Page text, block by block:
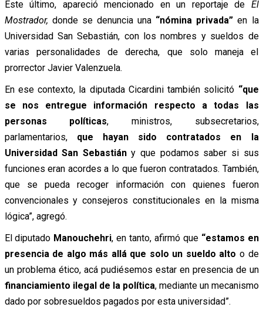
Este último, apareció mencionado en un reportaje de El
Mostrador, donde se denuncia una “nómina privada” en la
Universidad San Sebastián, con los nombres y sueldos de
varias personalidades de derecha, que solo maneja el
prorrector Javier Valenzuela.
En ese contexto, la diputada Cicardini también solicitó “que
se nos entregue información respecto a todas las
personas políticas, ministros, subsecretarios,
parlamentarios, que hayan sido contratados en la
Universidad San Sebastiány que podamos saber si sus
funciones eran acordes a lo que fueron contratados. También,
que se pueda recoger información con quienes fueron
convencionales y consejeros constitucionales en la misma
lógica”, agregó.
El diputado Manouchehri, en tanto, afirmó que “estamos en
presencia de algo más allá que solo un sueldo alto o de
un problema ético, acá pudiésemos estar en presencia de un
financiamiento ilegal de la política, mediante un mecanismo
dado por sobresueldos pagados por esta universidad”.